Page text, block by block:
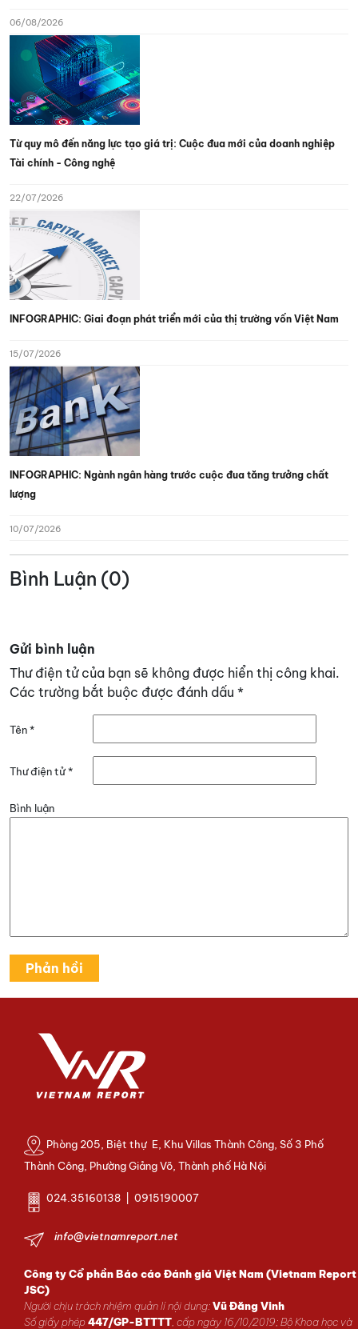
06/08/2026
Từ quy mô đến năng lực tạo giá trị: Cuộc đua mới của doanh nghiệp
Tài chính - Công nghệ
22/07/2026
INFOGRAPHIC: Giai đoạn phát triển mới của thị trường vốn Việt Nam
15/07/2026
INFOGRAPHIC: Ngành ngân hàng trước cuộc đua tăng trưởng chất
lượng
10/07/2026
Bình Luận (0)
Gửi bình luận
Thư điện tử của bạn sẽ không được hiển thị công khai.
Các trường bắt buộc được đánh dấu *
Tên*
Thư điện tử*
Bình luận
Phòng 205, Biệt thự E, Khu Villas Thành Công, Số 3 Phố
Thành Công, Phường Giảng Võ, Thành phố Hà Nội
024.35160138 | 0915190007
info@vietnamreport.net
Công ty Cổ phần Báo cáo Đánh giá Việt Nam (Vietnam Report
JSC)
Người chịu trách nhiệm quản lí nội dung:Vũ Đăng Vinh
Số giấy phép447/GP-BTTTT , cấp ngày 16/10/2019; Bộ Khoa học và